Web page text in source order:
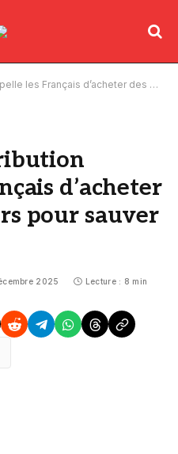
d’acheter des choux-fleurs pour sauver la filière
d’acheter
pour sauver
2025 Lecture : 8 min